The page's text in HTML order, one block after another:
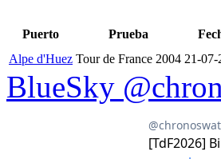
Puerto Prueba
Alpe d'Huez Tour de France 2004 21-07-
BlueSky